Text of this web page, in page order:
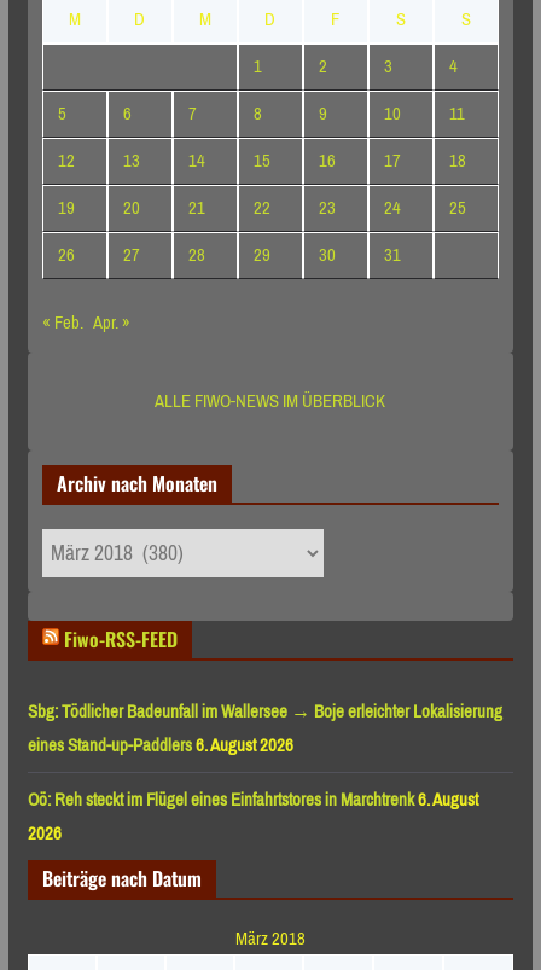
M
D M D F S
S
1
2 3
4
5
6 7 8 9 10
11
12
13 14 15 16 17
18
19
20 21 22 23 24
25
26
27 28 29 30
31
« Feb. Apr. »
ALLE FIWO-NEWS IM ÜBERBLICK
Archiv nach Monaten
Archiv
nach
Fiwo-RSS-FEED
Sbg: Tödlicher Badeunfall im Wallersee → Boje erleichter Lokalisierung
eines Stand-up-Paddlers6. August 2026
Oö: Reh steckt im Flügel eines Einfahrtstores in Marchtrenk6. August
2026
Beiträge nach Datum
März 2018